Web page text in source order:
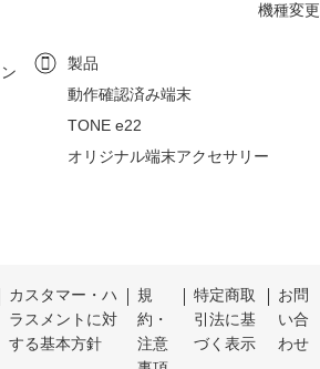
製品
動作確認済み端末
TONE e22
オリジナル端末アクセサリー
機種変
カスタマー・ハ
ラスメントに対
する基本方針
規
約・
注意
特定商取
引法に基
づく表示
お問
い合
わせ